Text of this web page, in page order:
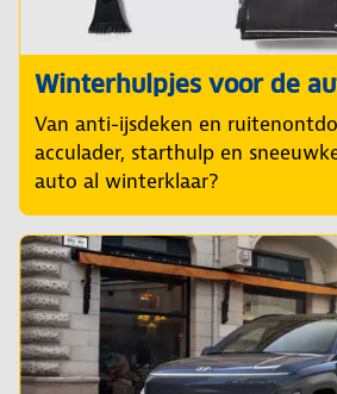
Winterhulpjes voor de
Van anti-ijsdeken en
acculader, starthulp en
auto al winterklaar?